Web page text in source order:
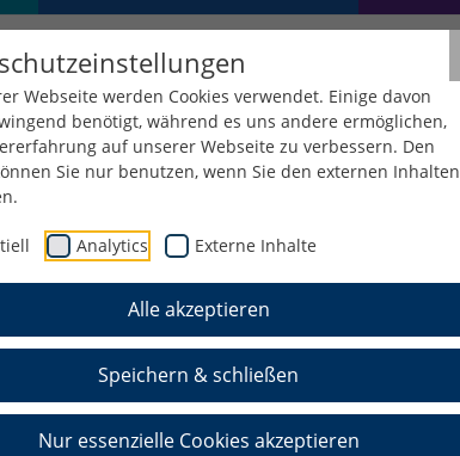
Webseite werden Cookies verwendet. Einige davon
benötigt, während es uns andere ermöglichen,
auf unserer Webseite zu verbessern. Den
Sie nur benutzen, wenn Sie den externen Inhalten
Analytics Externe Inhalte
Alle akzeptieren
Speichern & schließen
Nur essenzielle Cookies akzeptieren